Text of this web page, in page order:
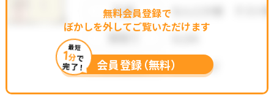
無料会員登録で
ぼかしを外してご覧いただけます
最短
1分で
完了！ 会員登録（無料）